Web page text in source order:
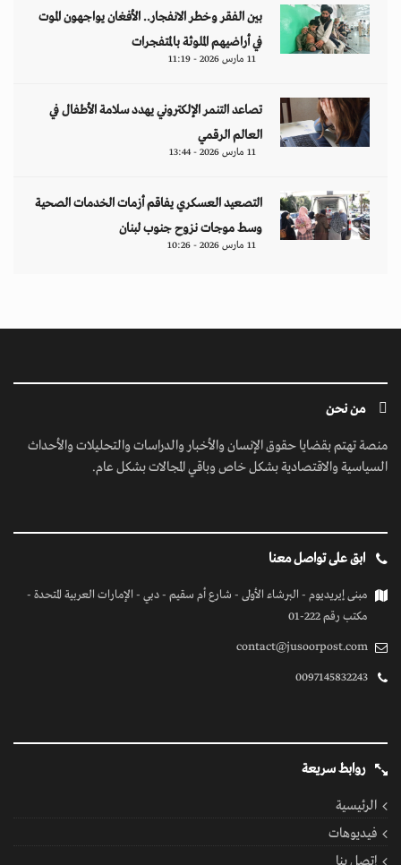
بين الفقر وخطر الانفجار.. الأفغان يواجهون الموت
في أراضيهم الملوثة بالمتفجرات
11 مارس 2026 - 11:19
تصاعد التنمر الإلكتروني يهدد سلامة الأطفال في
العالم الرقمي
11 مارس 2026 - 13:44
التصعيد العسكري يفاقم أزمات الخدمات الصحية
وسط موجات نزوح جنوب لبنان
11 مارس 2026 - 10:26
من نحن
منصة تهتم بقضايا حقوق الإنسان والأخبار والدراسات والتحليلات والأحداث
السياسية والاقتصادية بشكل خاص وباقي المجالات بشكل عام.
ابق على تواصل معنا
مبنى إيريديوم - البرشاء الأولى - شارع أم سقيم - دبي - الإمارات العربية المتحدة -
مكتب رقم 222-01
contact@jusoorpost.com
0097145832243
روابط سريعة
الرئيسية
فيديوهات
إتصل بنا